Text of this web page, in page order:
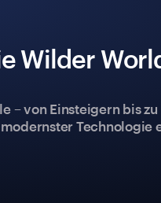
Wilder
– von Einsteigern bis